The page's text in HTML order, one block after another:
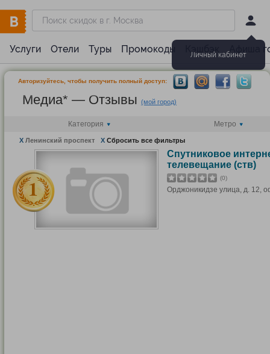
Личный кабинет
Услуги Отели Туры Промокоды Кэшбэк Афиша
Авторизуйтесь, чтобы получить полный доступ:
Медиа* — Отзывы (мой город)
Категория Метро
X Ленинский проспект X Сбросить все фильтры
Спутниковое
телевещание (ств)
(0)
Орджоникидзе улица, д. 12,